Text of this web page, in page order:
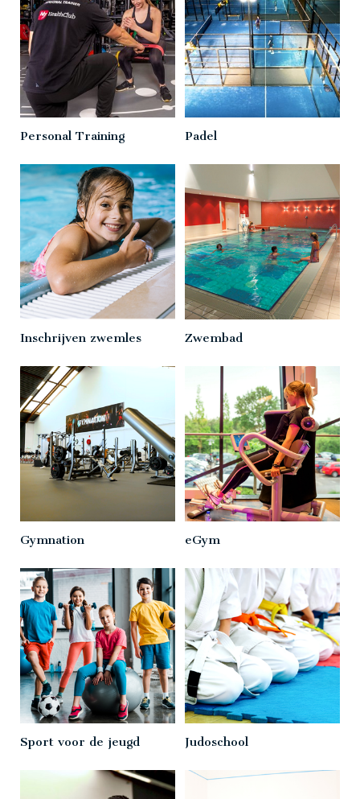
Personal Training Padel
Inschrijven zwemles Zwembad
Gymnation eGym
Sport voor de jeugd Judoschool